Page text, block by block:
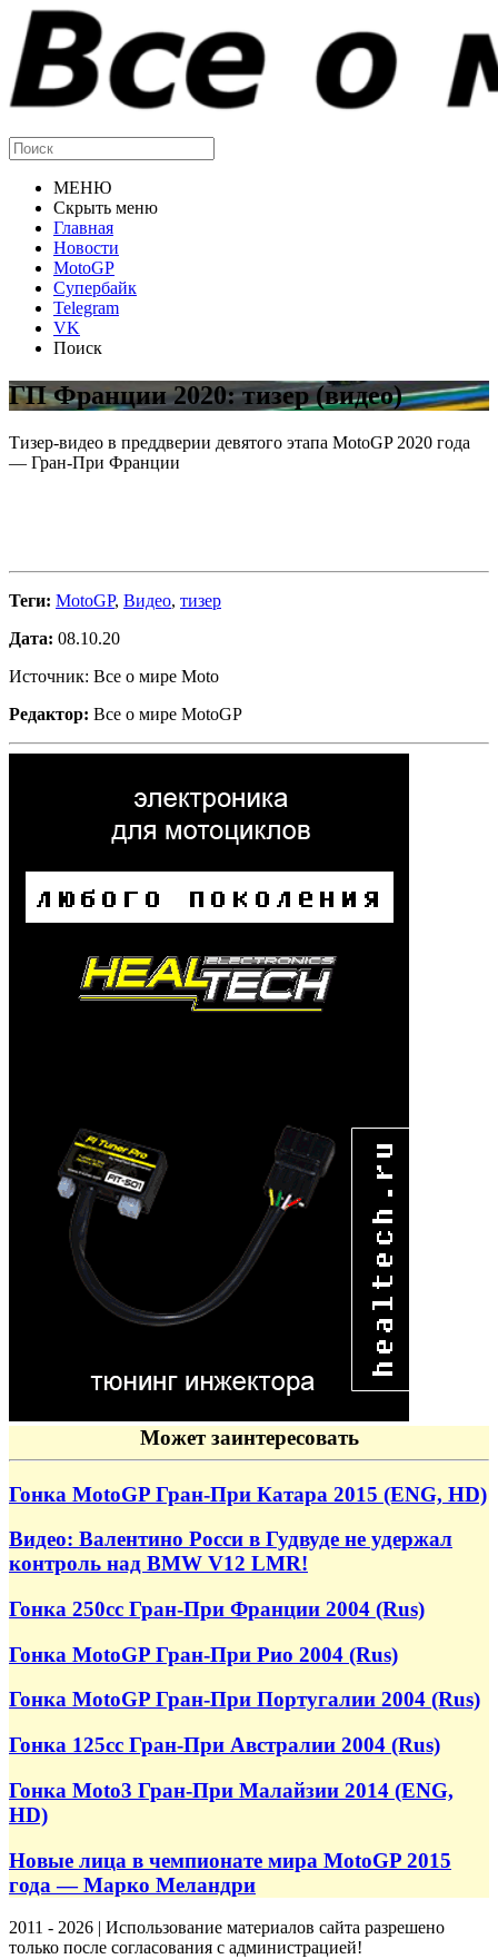
МЕНЮ
Скрыть меню
Главная
Новости
MotoGP
Супербайк
Telegram
VK
Поиск
ГП Франции 2020: тизер (видео)
Тизер-видео в преддверии девятого этапа MotoGP 2020 года
— Гран-При Франции
Теги: MotoGP, Видео, тизер
Дата: 08.10.20
Источник: Все о мире Moto
Редактор: Все о мире MotoGP
Может заинтересовать
Гонка MotoGP Гран-При Катара 2015 (ENG, HD)
Видео: Валентино Росси в Гудвуде не удержал
контроль над BMW V12 LMR!
Гонка 250cc Гран-При Франции 2004 (Rus)
Гонка MotoGP Гран-При Рио 2004 (Rus)
Гонка MotoGP Гран-При Португалии 2004 (Rus)
Гонка 125cc Гран-При Австралии 2004 (Rus)
Гонка Moto3 Гран-При Малайзии 2014 (ENG,
HD)
Новые лица в чемпионате мира MotoGP 2015
года — Марко Меландри
2011 - 2026 | Использование материалов сайта разрешено
только после согласования с администрацией!